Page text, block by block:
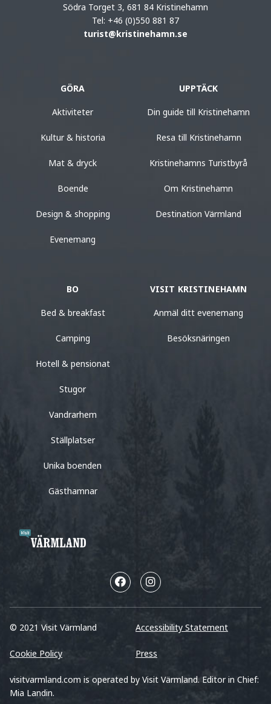
Södra Torget 3, 681 84 Kristinehamn
Tel: +46 (0)550 881 87
turist@kristinehamn.se
GÖRA
Aktiviteter
Kultur & historia
Mat & dryck
Boende
Design & shopping
Evenemang
UPPTÄCK
Din guide till Kristinehamn
Resa till Kristinehamn
Kristinehamns Turistbyrå
Om Kristinehamn
Destination Värmland
BO
Bed & breakfast
Camping
Hotell & pensionat
Stugor
Vandrarhem
Ställplatser
Unika boenden
Gästhamnar
VISIT KRISTINEHAMN
Anmäl ditt evenemang
Besöksnäringen
© 2021 Visit Värmland Accessibility Statement
Cookie Policy Press
visitvarmland.com is operated by Visit Värmland. Editor in Chief:
Mia Landin.